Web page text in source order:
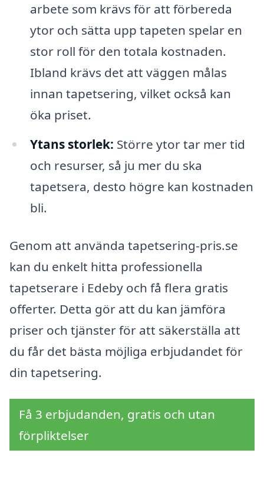
arbete som krävs för att förbereda
ytor och sätta upp tapeten spelar en
stor roll för den totala kostnaden.
Ibland krävs det att väggen målas
innan tapetsering, vilket också kan
öka priset.
Ytans storlek: Större ytor tar mer tid
och resurser, så ju mer du ska
tapetsera, desto högre kan kostnaden
bli.
Genom att använda tapetsering-pris.se
kan du enkelt hitta professionella
tapetserare i Edeby och få flera gratis
offerter. Detta gör att du kan jämföra
priser och tjänster för att säkerställa att
du får det bästa möjliga erbjudandet för
din tapetsering.
Få 3 erbjudanden, gratis och utan
förpliktelser